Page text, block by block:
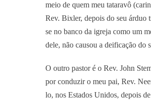
meio de quem meu tataravô
Rev. Bixler, depois do seu árduo
se no banco da igreja como um
dele, não causou a deificação do
O outro pastor é o Rev. John
por conduzir o meu pai, Rev.
lo, nos Estados Unidos, depois